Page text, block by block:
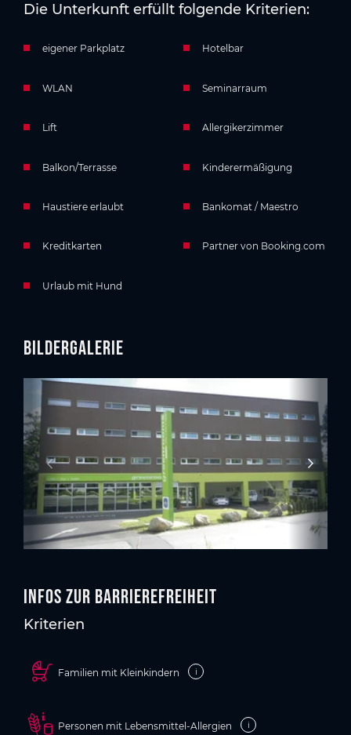
Die Unterkunft erfüllt folgende Kriterien:
eigener Parkplatz Hotelbar
WLAN Seminarraum
Lift Allergikerzimmer
Balkon/Terrasse Kinderermäßigung
Haustiere erlaubt Bankomat / Maestro
Kreditkarten Partner von Booking.com
Urlaub mit Hund
Bildergalerie
Infos zur Barrierefreiheit
Kriterien
Familien mit Kleinkindern i
Personen mit Lebensmittel-Allergien i